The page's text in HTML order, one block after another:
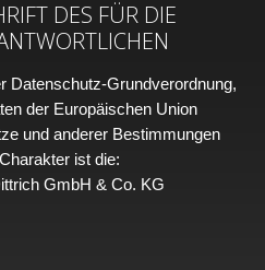
DES FÜR DIE
Datenschutz-Grundverordnung,
der Europäischen Union
und anderer Bestimmungen
ist die:
GmbH & Co. KG